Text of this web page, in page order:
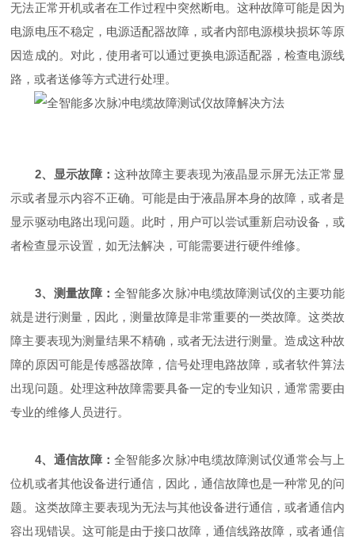
无法正常开机或者在工作过程中突然断电。这种故障可能是因为
电源电压不稳定，电源适配器故障，或者内部电源模块损坏等原
因造成的。对此，使用者可以通过更换电源适配器，检查电源线
路，或者送修等方式进行处理。
2、显示故障：这种故障主要表现为液晶显示屏无法正常显
示或者显示内容不正确。可能是由于液晶屏本身的故障，或者是
显示驱动电路出现问题。此时，用户可以尝试重新启动设备，或
者检查显示设置，如无法解决，可能需要进行硬件维修。
3、测量故障：全智能多次脉冲电缆故障测试仪的主要功能
就是进行测量，因此，测量故障是非常重要的一类故障。这类故
障主要表现为测量结果不精确，或者无法进行测量。造成这种故
障的原因可能是传感器故障，信号处理电路故障，或者软件算法
出现问题。处理这种故障需要具备一定的专业知识，通常需要由
专业的维修人员进行。
4、通信故障：全智能多次脉冲电缆故障测试仪通常会与上
位机或者其他设备进行通信，因此，通信故障也是一种常见的问
题。这类故障主要表现为无法与其他设备进行通信，或者通信内
容出现错误。这可能是由于接口故障，通信线路故障，或者通信